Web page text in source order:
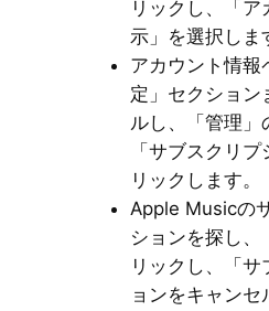
リックし、「ア
示」を選択しま
アカウント情報
定」セクション
ルし、「管理」
「サブスクリ
リックします。
Apple Musicの
ションを探し、
リックし、「サ
ョンをキャンセ